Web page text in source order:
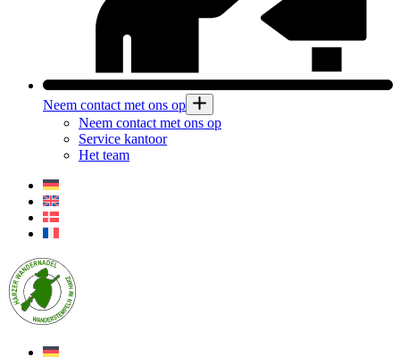
Neem contact met ons op
Neem contact met ons op
Service kantoor
Het team